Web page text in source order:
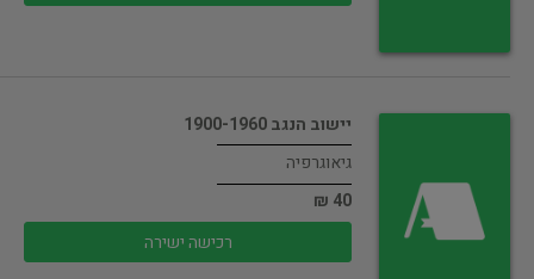
יישוב הנגב 1900-1960
גיאוגרפיה
40 ₪
רכישה ישירה